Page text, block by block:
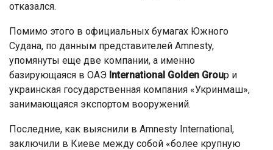
отказался.
Помимо этого в официальных бумагах Южного
Судана, по данным представителей Amnesty,
упомянуты еще две компании, а именно
базирующаяся в ОАЭ International Golden Group и
украинская государственная компания «Укринмаш»,
занимающаяся экспортом вооружений.
Последние, как выяснили в Amnesty International,
заключили в Киеве между собой «более крупную